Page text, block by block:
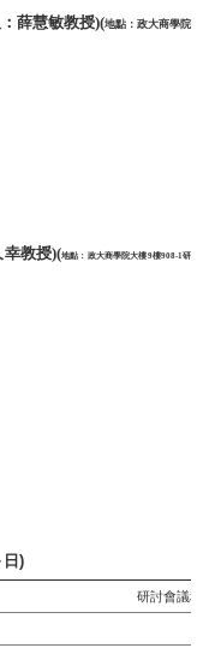
薛慧敏教授)(地點：政大商學院
幸教授)(地點：政大商學院大樓9樓908-1研
)
研討會議程(